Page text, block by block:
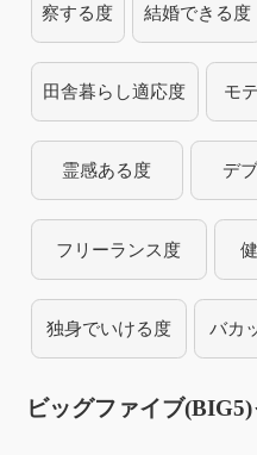
察する度 結婚できる度
田舎暮らし適応度 モ
霊感ある度 デ
フリーランス度
独身でいける度 バカ
ビッグファイブ